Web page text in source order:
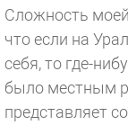
Сложность
что если на
себя, то где-
было местным
представляет